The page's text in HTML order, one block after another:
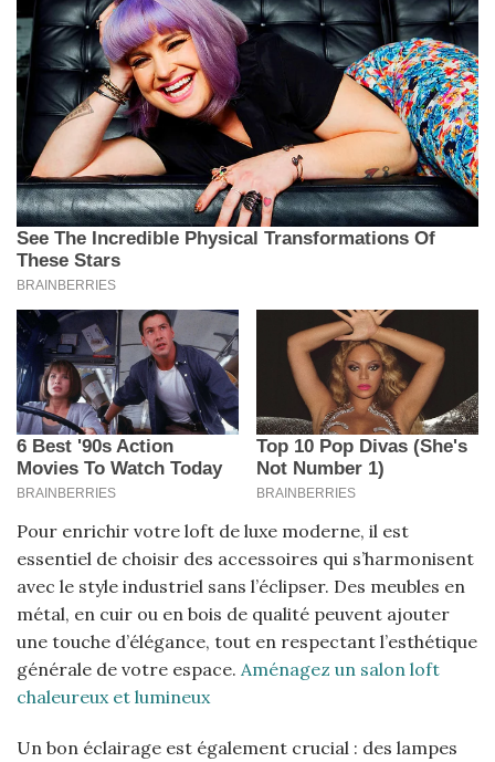
Pour enrichir votre loft de luxe moderne, il est
essentiel de choisir des accessoires qui s’harmonisent
avec le style industriel sans l’éclipser. Des meubles en
métal, en cuir ou en bois de qualité peuvent ajouter
une touche d’élégance, tout en respectant l’esthétique
générale de votre espace. Aménagez un salon loft
chaleureux et lumineux
Un bon éclairage est également crucial : des lampes